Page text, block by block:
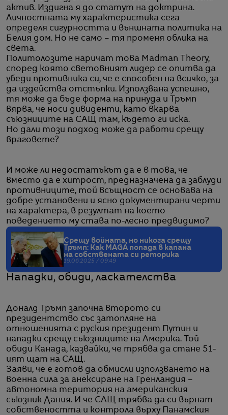
актив. Издигна я до статут на доктрина.
Личностната му характеристика сега
определя сигурността и външната политика на
Белия дом. Но не само – тя променя облика на
света.
Политолозите наричат това Madman Theory,
според която световният лидер се опитва да
убеди противника си, че е способен на всичко, за
да издейства отстъпки. Използвана успешно,
тя може да бъде форма на принуда и Тръмп
вярва, че носи дивиденти, като вкарва
съюзниците на САЩ там, където ги иска.
Но дали този подход може да работи срещу
враговете?
И може ли недостатъкът да е в това, че
вместо да е хитрост, предназначена да заблуди
противниците, той всъщност се основава на
добре установени и ясно документирани черти
на характера, в резултат на което
поведението му става по-лесно предвидимо?
Срещу войната, но никога срещу
Тръмп: Как MAGA попада в капана
на собствената си реторика
19.06.2025 / 09:49
Нападки, обиди, ласкателства
Доналд Тръмп започна второто си
президентство със затопляне на
отношенията с руския президент Путин и
нападки срещу съюзниците на Америка. Той
обиди Канада, казвайки, че трябва да стане 51-
ият щат на САЩ.
Заяви, че е готов да обмисли използването на
военна сила за анексиране на Гренландия –
автономна територия на американския
съюзник Дания. И че САЩ трябва да си върнат
собствеността и контрола върху Панамския